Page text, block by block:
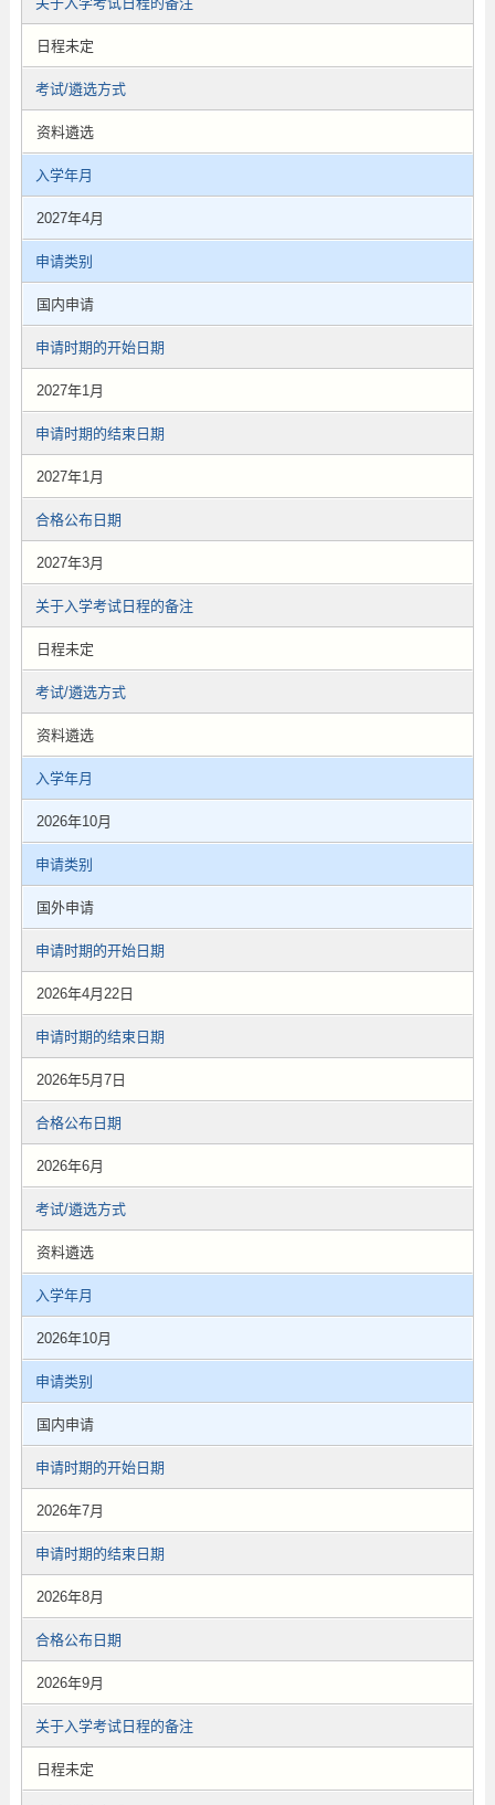
日程未定
考试/遴选方式
资料遴选
入学年月
2027年4月
申请类别
国内申请
申请时期的开始日期
2027年1月
申请时期的结束日期
2027年1月
合格公布日期
2027年3月
关于入学考试日程的备注
日程未定
考试/遴选方式
资料遴选
入学年月
2026年10月
申请类别
国外申请
申请时期的开始日期
2026年4月22日
申请时期的结束日期
2026年5月7日
合格公布日期
2026年6月
考试/遴选方式
资料遴选
入学年月
2026年10月
申请类别
国内申请
申请时期的开始日期
2026年7月
申请时期的结束日期
2026年8月
合格公布日期
2026年9月
关于入学考试日程的备注
日程未定